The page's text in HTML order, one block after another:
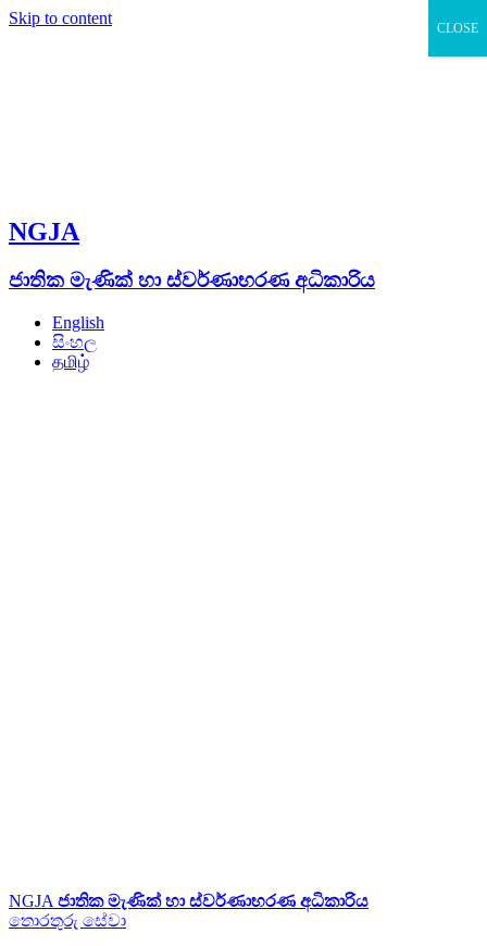
Skip to content
NGJA
ජාතික මැණික් හා ස්වර්ණාභරණ අධිකාරිය
English
සිංහල
தமிழ்
NGJA ජාතික මැණික් හා ස්වර්ණාභරණ අධිකාරිය
තොරතුරු සේවා
CLOSE